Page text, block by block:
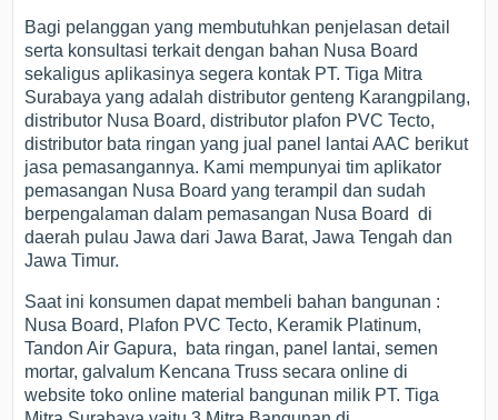
Bagi pelanggan yang membutuhkan penjelasan detail
serta konsultasi terkait dengan bahan Nusa Board
sekaligus aplikasinya segera kontak PT. Tiga Mitra
Surabaya yang adalah distributor genteng Karangpilang,
distributor Nusa Board, distributor plafon PVC Tecto,
distributor bata ringan yang jual panel lantai AAC berikut
jasa pemasangannya. Kami mempunyai tim aplikator
pemasangan Nusa Board yang terampil dan sudah
berpengalaman dalam pemasangan Nusa Board di
daerah pulau Jawa dari Jawa Barat, Jawa Tengah dan
Jawa Timur.
Saat ini konsumen dapat membeli bahan bangunan :
Nusa Board, Plafon PVC Tecto, Keramik Platinum,
Tandon Air Gapura, bata ringan, panel lantai, semen
mortar, galvalum Kencana Truss secara online di
website toko online material bangunan milik PT. Tiga